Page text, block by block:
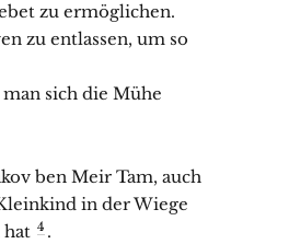
zu ermöglichen.
zu entlassen, um so
sich die Mühe
ben Meir Tam, auch
in der Wiege
hat 4 .